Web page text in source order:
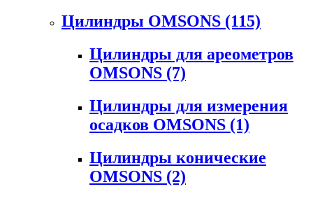
Цилиндры OMSONS (115)
Цилиндры для ареометров
OMSONS (7)
Цилиндры для измерения
осадков OMSONS (1)
Цилиндры конические
OMSONS (2)